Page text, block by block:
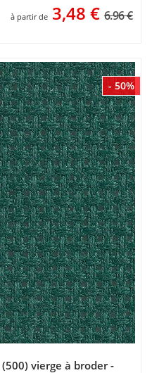
à partir de 3,48 € 6.96 €
- 50%
vierge à broder -